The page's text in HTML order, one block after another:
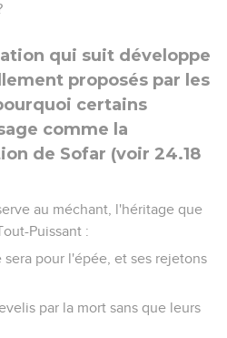
qui suit développe
proposés par les
certains
comme la
de Sofar (voir 24.18
au méchant, l'héritage que
Puissant :
pour l'épée, et ses rejetons
par la mort sans que leurs